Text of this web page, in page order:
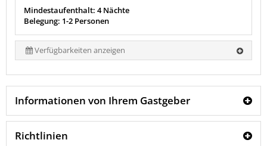
Mindestaufenthalt: 4 Nächte
Belegung: 1-2 Personen
Verfügbarkeiten anzeigen
Informationen von Ihrem Gastgeber
Richtlinien